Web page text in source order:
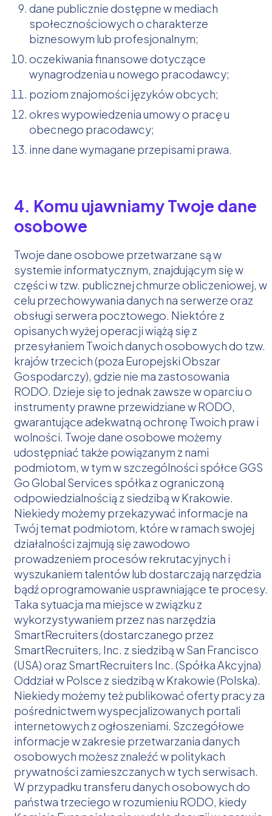
dane publicznie dostępne w mediach
społecznościowych o charakterze
biznesowym lub profesjonalnym;
oczekiwania finansowe dotyczące
wynagrodzenia u nowego pracodawcy;
poziom znajomości języków obcych;
okres wypowiedzenia umowy o pracę u
obecnego pracodawcy;
inne dane wymagane przepisami prawa.
4. Komu ujawniamy Twoje dane
osobowe
Twoje dane osobowe przetwarzane są w
systemie informatycznym, znajdującym się w
części w tzw. publicznej chmurze obliczeniowej, w
celu przechowywania danych na serwerze oraz
obsługi serwera pocztowego. Niektóre z
opisanych wyżej operacji wiążą się z
przesyłaniem Twoich danych osobowych do tzw.
krajów trzecich (poza Europejski Obszar
Gospodarczy), gdzie nie ma zastosowania
RODO. Dzieje się to jednak zawsze w oparciu o
instrumenty prawne przewidziane w RODO,
gwarantujące adekwatną ochronę Twoich praw i
wolności. Twoje dane osobowe możemy
udostępniać także powiązanym z nami
podmiotom, w tym w szczególności spółce GGS
Go Global Services spółka z ograniczoną
odpowiedzialnością z siedzibą w Krakowie.
Niekiedy możemy przekazywać informacje na
Twój temat podmiotom, które w ramach swojej
działalności zajmują się zawodowo
prowadzeniem procesów rekrutacyjnych i
wyszukaniem talentów lub dostarczają narzędzia
bądź oprogramowanie usprawniające te procesy.
Taka sytuacja ma miejsce w związku z
wykorzystywaniem przez nas narzędzia
SmartRecruiters (dostarczanego przez
SmartRecruiters, Inc. z siedzibą w San Francisco
(USA) oraz SmartRecruiters Inc. (Spółka Akcyjna)
Oddział w Polsce z siedzibą w Krakowie (Polska).
Niekiedy możemy też publikować oferty pracy za
pośrednictwem wyspecjalizowanych portali
internetowych z ogłoszeniami. Szczegółowe
informacje w zakresie przetwarzania danych
osobowych możesz znaleźć w politykach
prywatności zamieszczanych w tych serwisach.
W przypadku transferu danych osobowych do
państwa trzeciego w rozumieniu RODO, kiedy